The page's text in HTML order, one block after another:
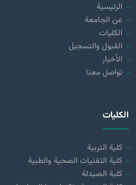
الرئيسية
عن الجامعة
الكليات
القبول والتسجيل
الأخبار
تواصل معنا
الكليات
كلية التربية
كلية التقنيات الصحية والطبية
كلية الصيدلة